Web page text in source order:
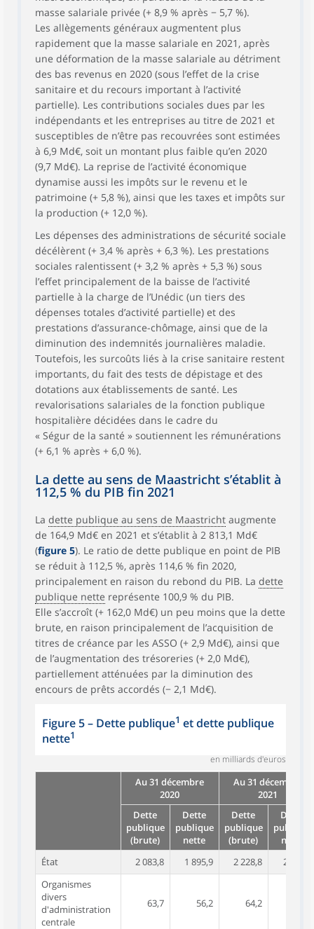
masse salariale privée (+ 8,9 % après − 5,7 %).
Les allègements généraux augmentent plus
rapidement que la masse salariale en 2021, après
une déformation de la masse salariale au détriment
des bas revenus en 2020 (sous l’effet de la crise
sanitaire et du recours important à l’activité
partielle). Les contributions sociales dues par les
indépendants et les entreprises au titre de 2021 et
susceptibles de n’être pas recouvrées sont estimées
à 6,9 Md€, soit un montant plus faible qu’en 2020
(9,7 Md€). La reprise de l’activité économique
dynamise aussi les impôts sur le revenu et le
patrimoine (+ 5,8 %), ainsi que les taxes et impôts sur
la production (+ 12,0 %).
Les dépenses des administrations de sécurité sociale
décélèrent (+ 3,4 % après + 6,3 %). Les prestations
sociales ralentissent (+ 3,2 % après + 5,3 %) sous
l’effet principalement de la baisse de l’activité
partielle à la charge de l’Unédic (un tiers des
dépenses totales d’activité partielle) et des
prestations d’assurance-chômage, ainsi que de la
diminution des indemnités journalières maladie.
Toutefois, les surcoûts liés à la crise sanitaire restent
importants, du fait des tests de dépistage et des
dotations aux établissements de santé. Les
revalorisations salariales de la fonction publique
hospitalière décidées dans le cadre du
« Ségur de la santé » soutiennent les rémunérations
(+ 6,1 % après + 6,0 %).
La dette au sens de Maastricht s’établit à
112,5 % du PIB fin 2021
La dette publique au sens de Maastricht augmente
de 164,9 Md€ en 2021 et s’établit à 2 813,1 Md€
(figure 5). Le ratio de dette publique en point de PIB
se réduit à 112,5 %, après 114,6 % fin 2020,
principalement en raison du rebond du PIB. La dette
publique nette représente 100,9 % du PIB.
Elle s’accroît (+ 162,0 Md€) un peu moins que la dette
brute, en raison principalement de l’acquisition de
titres de créance par les ASSO (+ 2,9 Md€), ainsi que
de l’augmentation des trésoreries (+ 2,0 Md€),
partiellement atténuées par la diminution des
encours de prêts accordés (− 2,1 Md€).
Figure 5 – Dette publique1 et dette publique
nette1
en milliards d'euros
Au 31 décembre
2020
Au 31 décembre
2021
Dette
publique
(brute)
Dette
publique
nette
Dette
publique
(brute)
Dette
publique
nette
État
2 083,8 1 895,9 2 228,8
2 038,4
Organismes
divers
d'administration
centrale
63,7 56,2 64,2